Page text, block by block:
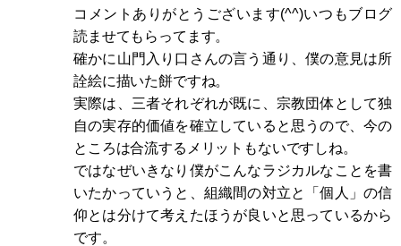
コメントありがとうございます(^^)いつもブログ
読ませてもらってます。
確かに山門入り口さんの言う通り、僕の意見は所
詮絵に描いた餅ですね。
実際は、三者それぞれが既に、宗教団体として独
自の実存的価値を確立していると思うので、今の
ところは合流するメリットもないですしね。
ではなぜいきなり僕がこんなラジカルなことを書
いたかっていうと、組織間の対立と「個人」の信
仰とは分けて考えたほうが良いと思っているから
です。